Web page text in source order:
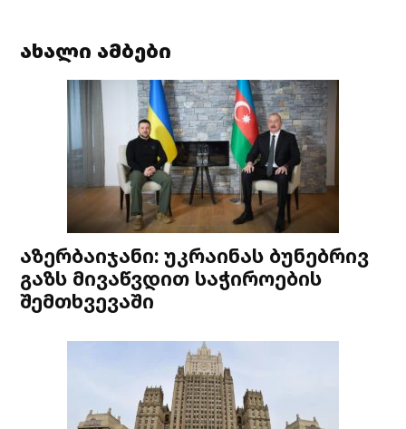
ახალი ამბები
აზერბაიჯანი: უკრაინას ბუნებრივ
გაზს მივაწვდით საჭიროების
შემთხვევაში